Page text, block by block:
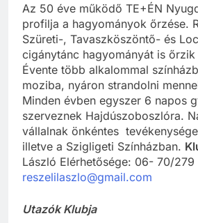
Az 50 éve működő TE+ÉN
profilja a hagyományok őrzése.
Szüreti-, Tavaszköszöntő- és
cigánytánc hagyományát is
Évente több alkalommal
moziba, nyáron strandolni
Minden évben egyszer 6 napos
szerveznek Hajdúszoboszlóra.
vállalnak önkéntes
illetve a Szigligeti Színházban.
László Elérhetősége: 06- 70/
reszelilaszlo@gmail.com
Utazók Klubja